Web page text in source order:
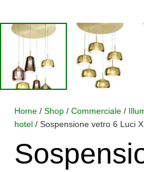
Home / Shop / Commerciale /
hotel / Sospensione vetro 6 Luci